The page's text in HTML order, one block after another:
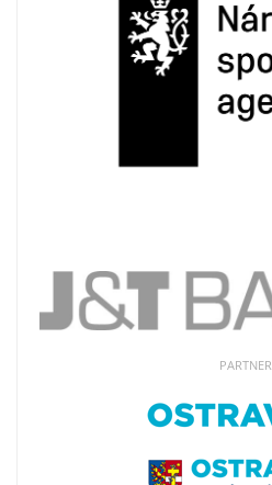
PARTNER